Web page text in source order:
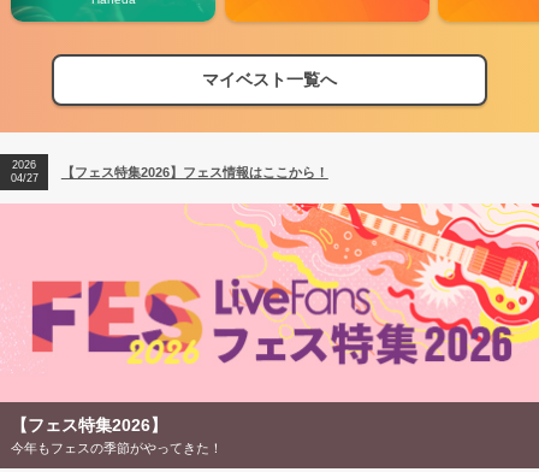
マイベスト一覧へ
【フェス特集2026】フェス情報はここから！
【ライブ動員ランキング】2026年上半期編発表！
2026
04/27
【フェス特集2026】フェス情報はここから！
2026
【ライブ動員ランキング】2026年上半期編発表！
【フェス特集2026】
今年もフェスの季節がやってきた！